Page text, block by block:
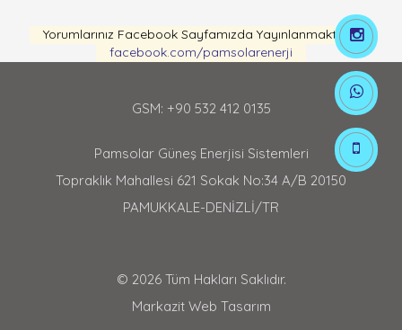
Yorumlarınız Facebook Sayfamızda Yayınlanmaktadır
facebook.com/pamsolarenerji
Pamsolar Güneş Enerjisi Sistemleri
Topraklık Mahallesi 621 Sokak No:34 A/B 20150
PAMUKKALE-DENİZLİ/TR
GSM: +90 532 412 0135
© 2026 Tüm Hakları Saklıdır.
Markazit Web Tasarım